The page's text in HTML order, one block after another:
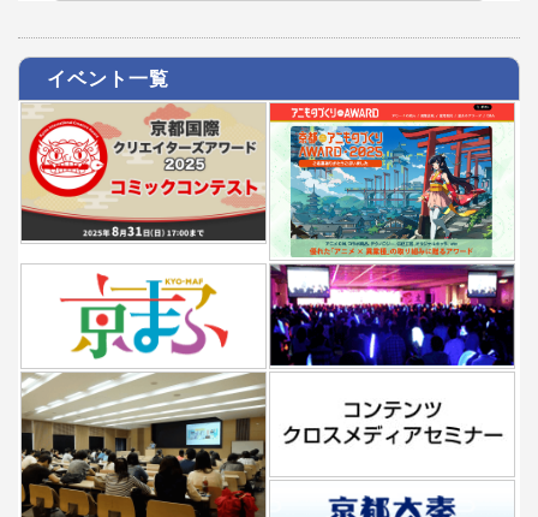
イベント一覧